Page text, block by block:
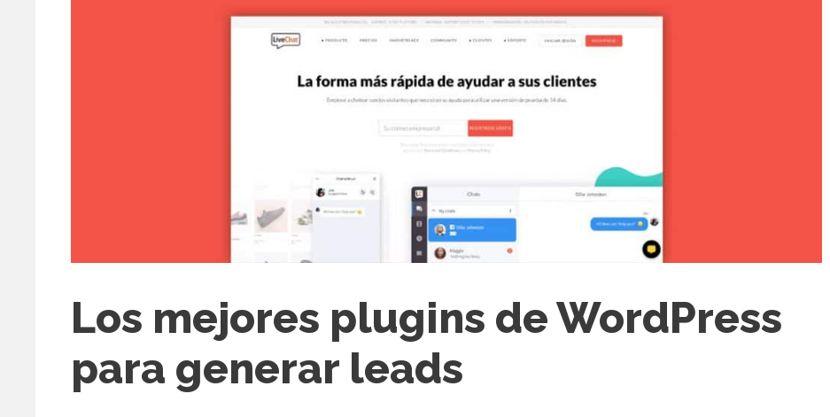
Los mejores plugins de WordPress
para generar leads